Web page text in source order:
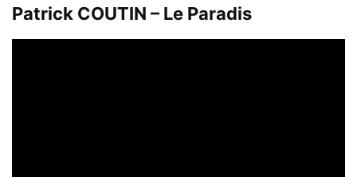
Patrick COUTIN – Le Paradis